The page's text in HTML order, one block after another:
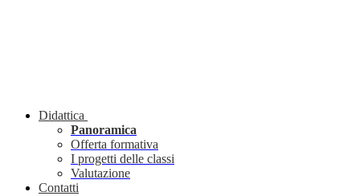
Didattica
Panoramica
Offerta formativa
I progetti delle classi
Valutazione
Contatti